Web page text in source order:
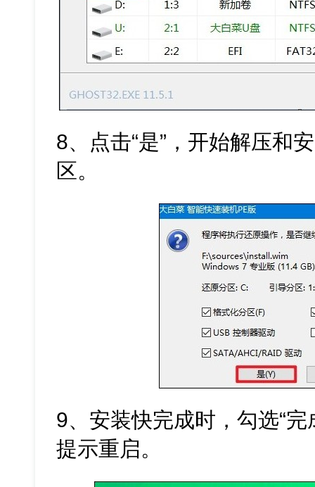
8、点击“是”，开始解压和
区。
9、安装快完成时，勾选“
提示重启。